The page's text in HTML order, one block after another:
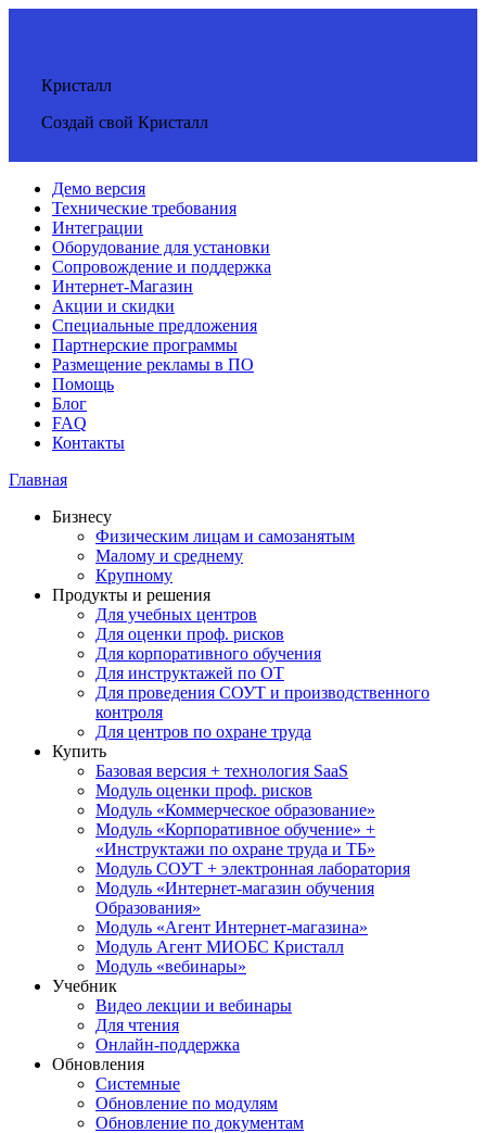
Кристалл
Создай свой Кристалл
Демо версия
Технические требования
Интеграции
Оборудование для установки
Сопровождение и поддержка
Интернет-Магазин
Акции и скидки
Специальные предложения
Партнерские программы
Размещение рекламы в ПО
Помощь
Блог
FAQ
Контакты
Главная
Бизнесу
Физическим лицам и самозанятым
Малому и среднему
Крупному
Продукты и решения
Для учебных центров
Для оценки проф. рисков
Для корпоративного обучения
Для инструктажей по ОТ
Для проведения СОУТ и производственного
контроля
Для центров по охране труда
Купить
Базовая версия + технология SaaS
Модуль оценки проф. рисков
Модуль «Коммерческое образование»
Модуль «Корпоративное обучение» +
«Инструктажи по охране труда и ТБ»
Модуль СОУТ + электронная лаборатория
Модуль «Интернет-магазин обучения
Образования»
Модуль «Агент Интернет-магазина»
Модуль Агент МИОБС Кристалл
Модуль «вебинары»
Учебник
Видео лекции и вебинары
Для чтения
Онлайн-поддержка
Обновления
Системные
Обновление по модулям
Обновление по документам